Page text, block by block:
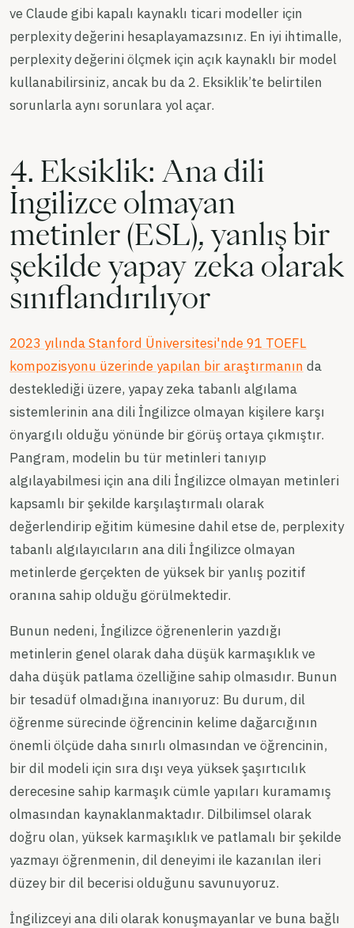
ve Claude gibi kapalı kaynaklı ticari modeller için
perplexity değerini hesaplayamazsınız. En iyi ihtimalle,
perplexity değerini ölçmek için açık kaynaklı bir model
kullanabilirsiniz, ancak bu da 2. Eksiklik’te belirtilen
sorunlarla aynı sorunlara yol açar.
4. Eksiklik: Ana dili
İngilizce olmayan
metinler (ESL), yanlış bir
şekilde yapay zeka olarak
sınıflandırılıyor
2023 yılında Stanford Üniversitesi'nde 91 TOEFL
kompozisyonu üzerinde yapılan bir araştırmanın da
desteklediği üzere, yapay zeka tabanlı algılama
sistemlerinin ana dili İngilizce olmayan kişilere karşı
önyargılı olduğu yönünde bir görüş ortaya çıkmıştır.
Pangram, modelin bu tür metinleri tanıyıp
algılayabilmesi için ana dili İngilizce olmayan metinleri
kapsamlı bir şekilde karşılaştırmalı olarak
değerlendirip eğitim kümesine dahil etse de, perplexity
tabanlı algılayıcıların ana dili İngilizce olmayan
metinlerde gerçekten de yüksek bir yanlış pozitif
oranına sahip olduğu görülmektedir.
Bunun nedeni, İngilizce öğrenenlerin yazdığı
metinlerin genel olarak daha düşük karmaşıklık ve
daha düşük patlama özelliğine sahip olmasıdır. Bunun
bir tesadüf olmadığına inanıyoruz: Bu durum, dil
öğrenme sürecinde öğrencinin kelime dağarcığının
önemli ölçüde daha sınırlı olmasından ve öğrencinin,
bir dil modeli için sıra dışı veya yüksek şaşırtıcılık
derecesine sahip karmaşık cümle yapıları kuramamış
olmasından kaynaklanmaktadır. Dilbilimsel olarak
doğru olan, yüksek karmaşıklık ve patlamalı bir şekilde
yazmayı öğrenmenin, dil deneyimi ile kazanılan ileri
düzey bir dil becerisi olduğunu savunuyoruz.
İngilizceyi ana dili olarak konuşmayanlar ve buna bağlı